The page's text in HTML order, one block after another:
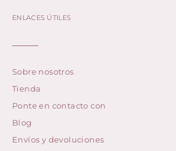
ENLACES ÚTILES
Sobre nosotros
Tienda
Ponte en contacto con
Blog
Envíos y devoluciones